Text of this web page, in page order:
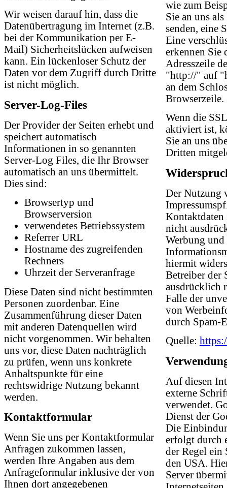
Wir weisen darauf hin, dass die
Datenübertragung im Internet (z.B.
bei der Kommunikation per E-
Mail) Sicherheitslücken aufweisen
kann. Ein lückenloser Schutz der
Daten vor dem Zugriff durch Dritte
ist nicht möglich.
Server-Log-Files
Der Provider der Seiten erhebt und
speichert automatisch
Informationen in so genannten
Server-Log Files, die Ihr Browser
automatisch an uns übermittelt.
Dies sind:
Browsertyp und
Browserversion
verwendetes Betriebssystem
Referrer URL
Hostname des zugreifenden
Rechners
Uhrzeit der Serveranfrage
Diese Daten sind nicht bestimmten
Personen zuordenbar. Eine
Zusammenführung dieser Daten
mit anderen Datenquellen wird
nicht vorgenommen. Wir behalten
uns vor, diese Daten nachträglich
zu prüfen, wenn uns konkrete
Anhaltspunkte für eine
rechtswidrige Nutzung bekannt
werden.
Kontaktformular
Wenn Sie uns per Kontaktformular
Anfragen zukommen lassen,
werden Ihre Angaben aus dem
Anfrageformular inklusive der von
Ihnen dort angegebenen
wie zum
Sie an uns
senden, eine
Eine
erkennen Sie
Adresszeile
"http://" auf
an dem
Browserzeile.
Wenn die
aktiviert ist,
Sie an uns
Dritten
Der Nutzung
Kontaktdaten
nicht
Werbung und
hiermit
Betreiber der
ausdrücklich
Falle der
von
durch Spam-
Quelle:
Auf diesen
externe
verwendet.
Dienst der
Die
erfolgt durch
der Regel ein
den USA.
Server